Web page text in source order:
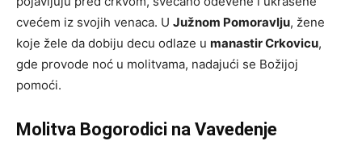
cvećem iz svojih venaca. U Južnom Pomoravlju, žene
koje žele da dobiju decu odlaze u manastir Crkovicu,
gde provode noć u molitvama, nadajući se Božijoj
pomoći.
Molitva Bogorodici na Vavedenje